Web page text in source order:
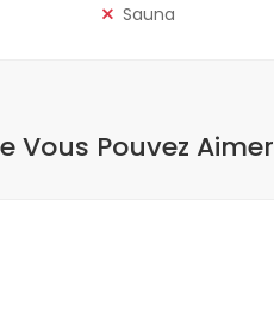
Sauna
Vous Pouvez Aimer